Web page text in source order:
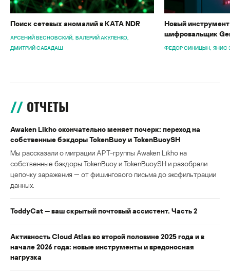
Поиск сетевых аномалий в KATA NDR
АРСЕНИЙ ВЕСНОВСКИЙ ВАЛЕРИЙ АКУЛЕНКО
ДМИТРИЙ САБАДАШ
Новый
шифровальщик
ФЕДОР СИНИЦЫН ЯНИС
ОТЧЕТЫ
Awaken Likho окончательно меняет почерк: переход на
собственные бэкдоры TokenBuoy и TokenBuoySH
Мы рассказали о миграции APT-группы Awaken Likho на
собственные бэкдоры TokenBuoy и TokenBuoySH и разобрали
цепочку заражения — от фишингового письма до эксфильтрации
данных.
ToddyCat — ваш скрытый почтовый ассистент. Часть 2
Активность Cloud Atlas во второй половине 2025 года и в
начале 2026 года: новые инструменты и вредоносная
нагрузка